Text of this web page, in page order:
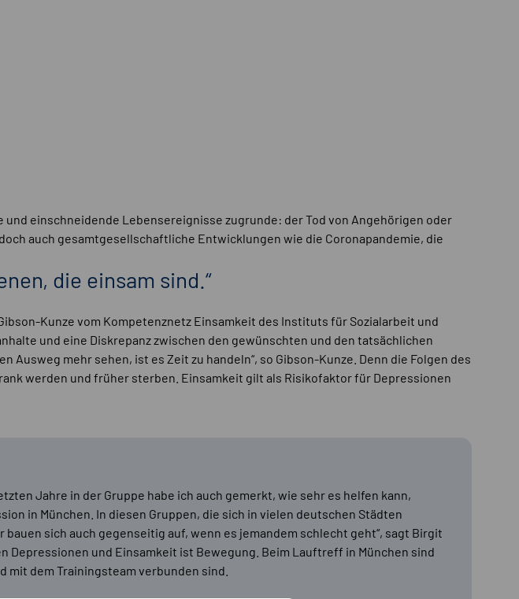
einschneidende Lebensereignisse zugrunde: der Tod von Angehörigen oder
auch gesamtgesellschaftliche Entwicklungen wie die Coronapandemie, die
die einsam sind.“
Kunze vom Kompetenznetz Einsamkeit des Instituts für Sozialarbeit und
und eine Diskrepanz zwischen den gewünschten und den tatsächlichen
mehr sehen, ist es Zeit zu handeln“, so Gibson-Kunze. Denn die Folgen des
werden und früher sterben. Einsamkeit gilt als Risikofaktor für Depressionen
Jahre in der Gruppe habe ich auch gemerkt, wie sehr es helfen kann,
in München. In diesen Gruppen, die sich in vielen deutschen Städten
sich auch gegenseitig auf, wenn es jemandem schlecht geht“, sagt Birgit
Depressionen und Einsamkeit ist Bewegung. Beim Lauftreff in München sind
mit dem Trainingsteam verbunden sind.